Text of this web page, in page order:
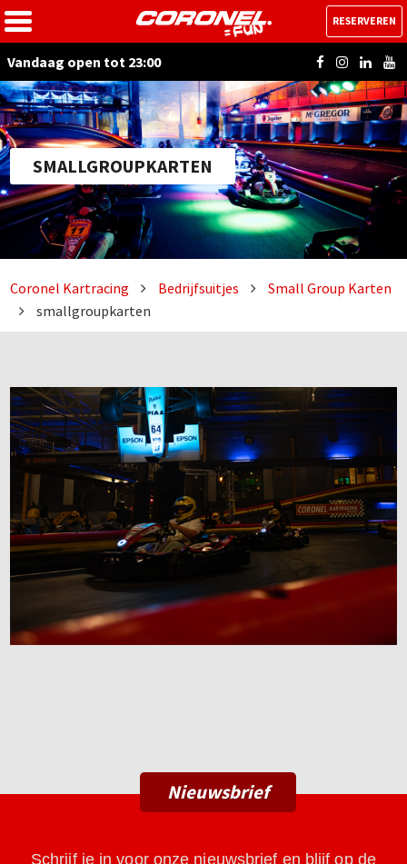
Vandaag open tot 23:00
RESERVEREN
SMALLGROUPKARTEN
Coronel Kartracing Bedrijfsuitjes
Small Group Karten
smallgroupkarten
Nieuwsbrief